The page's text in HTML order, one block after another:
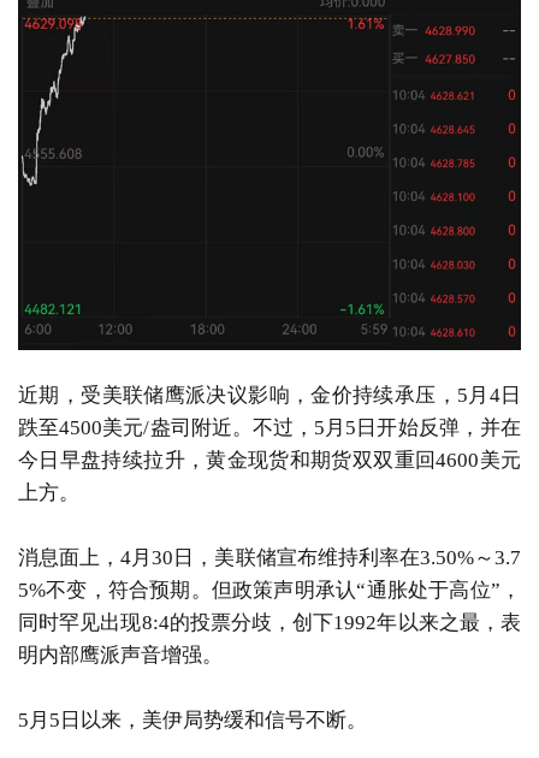
近期，受美联储鹰派决议影响，金价持续承压，5月4日
跌至4500美元/盎司附近。不过，5月5日开始反弹，并在
今日早盘持续拉升，黄金现货和期货双双重回4600美元
上方。
消息面上，4月30日，美联储宣布维持利率在3.50%～3.7
5%不变，符合预期。但政策声明承认“通胀处于高位”，
同时罕见出现8:4的投票分歧，创下1992年以来之最，表
明内部鹰派声音增强。
5月5日以来，美伊局势缓和信号不断。